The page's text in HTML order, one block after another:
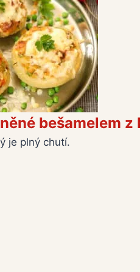
bešamelem z
je plný chutí.